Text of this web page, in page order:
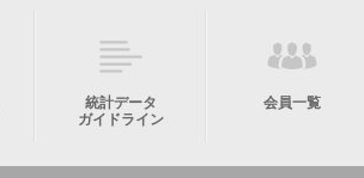
統計データ
ガイドライン
会員一覧